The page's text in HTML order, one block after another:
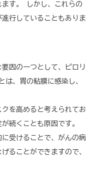
す。 しかし、これらの
行していることもありま
因の一つとして、ピロリ
、胃の粘膜に感染し、
を高めると考えられてお
続くことも原因です。
受けることで、がんの病
ることができますので、